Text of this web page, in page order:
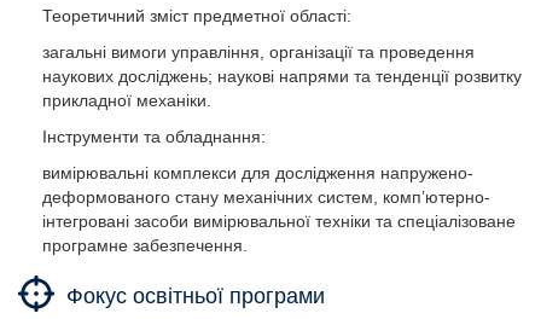
Теоретичний зміст предметної області:
загальні вимоги управління, організації та проведення
наукових досліджень; наукові напрями та тенденції розвитку
прикладної механіки.
Інструменти та обладнання:
вимірювальні комплекси для дослідження напружено-
деформованого стану механічних систем, комп’ютерно-
інтегровані засоби вимірювальної техніки та спеціалізоване
програмне забезпечення.
Фокус освітньої програми